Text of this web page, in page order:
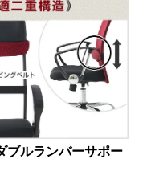
ブルランバーサポー